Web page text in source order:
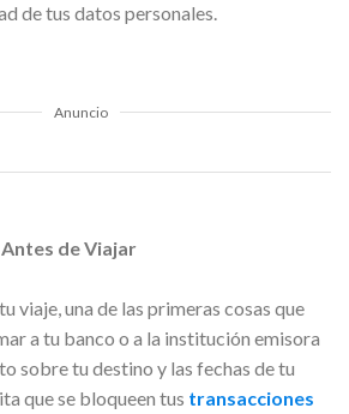
de tus datos personales.
Anuncio
de Viajar
viaje, una de las primeras cosas que
a tu banco o a la institución emisora
sobre tu destino y las fechas de tu
que se bloqueen tus transacciones